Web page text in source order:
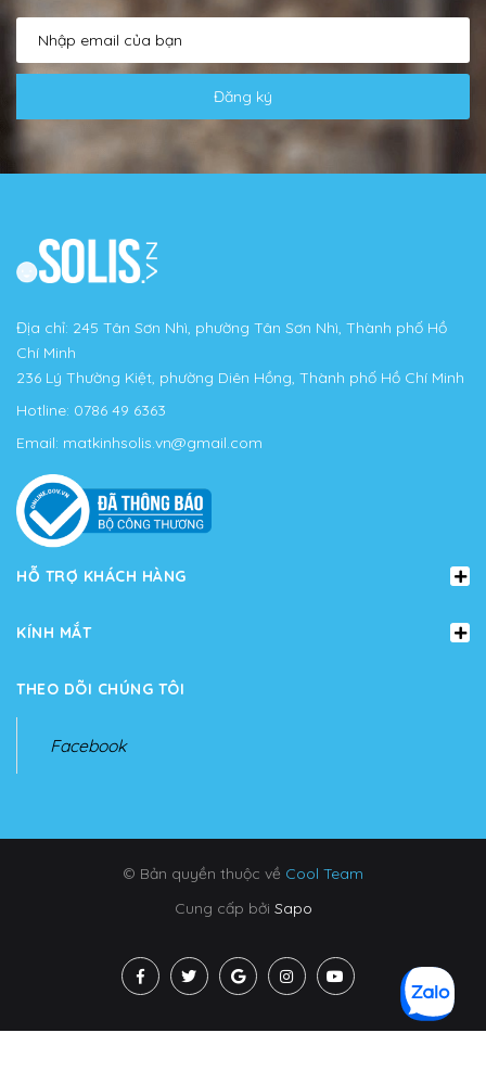
Đăng ký
Địa chỉ: 245 Tân Sơn Nhì, phường Tân Sơn Nhì, Thành phố Hồ
Chí Minh
236 Lý Thường Kiệt, phường Diên Hồng, Thành phố Hồ Chí Minh
Hotline: 0786 49 6363
Email: matkinhsolis.vn@gmail.com
HỖ TRỢ KHÁCH HÀNG
KÍNH MẮT
THEO DÕI CHÚNG TÔI
Facebook
© Bản quyền thuộc về Cool Team
Cung cấp bởi Sapo